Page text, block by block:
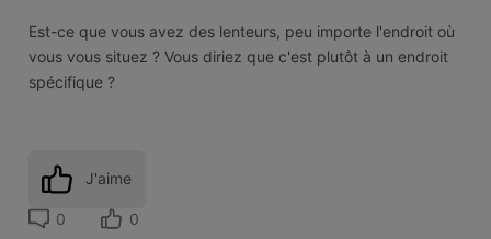
Est-ce que vous avez des lenteurs, peu importe l'endroit où
vous vous situez ? Vous diriez que c'est plutôt à un endroit
spécifique ?
J'aime
0 0